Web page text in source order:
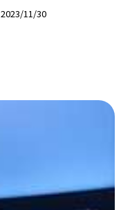
2023/11/30